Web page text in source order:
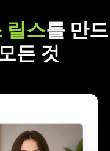
릴스를 만드
든 것